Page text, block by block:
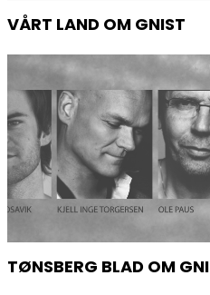
VÅRT LAND OM GNIST
TØNSBERG BLAD OM